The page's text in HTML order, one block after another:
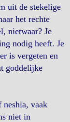
uit de stekelige
het rechte
nietwaar? Je
nodig heeft. Je
is vergeten en
goddelijke
neshia, vaak
niet in